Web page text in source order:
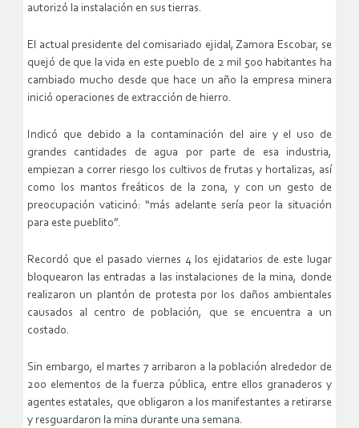
autorizó la instalación en sus tierras.
El actual presidente del comisariado ejidal, Zamora Escobar, se
quejó de que la vida en este pueblo de 2 mil 500 habitantes ha
cambiado mucho desde que hace un año la empresa minera
inició operaciones de extracción de hierro.
Indicó que debido a la contaminación del aire y el uso de
grandes cantidades de agua por parte de esa industria,
empiezan a correr riesgo los cultivos de frutas y hortalizas, así
como los mantos freáticos de la zona, y con un gesto de
preocupación vaticinó: “más adelante sería peor la situación
para este pueblito”.
Recordó que el pasado viernes 4 los ejidatarios de este lugar
bloquearon las entradas a las instalaciones de la mina, donde
realizaron un plantón de protesta por los daños ambientales
causados al centro de población, que se encuentra a un
costado.
Sin embargo, el martes 7 arribaron a la población alrededor de
200 elementos de la fuerza pública, entre ellos granaderos y
agentes estatales, que obligaron a los manifestantes a retirarse
y resguardaron la mina durante una semana.